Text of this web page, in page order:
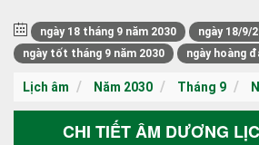
ngày 18 tháng 9 năm 2030
ngày 18/9/
ngày tốt tháng 9 năm 2030
ngày hoàng
Lịch âm Năm 2030 Tháng 9
CHI TIẾT ÂM DƯƠNG